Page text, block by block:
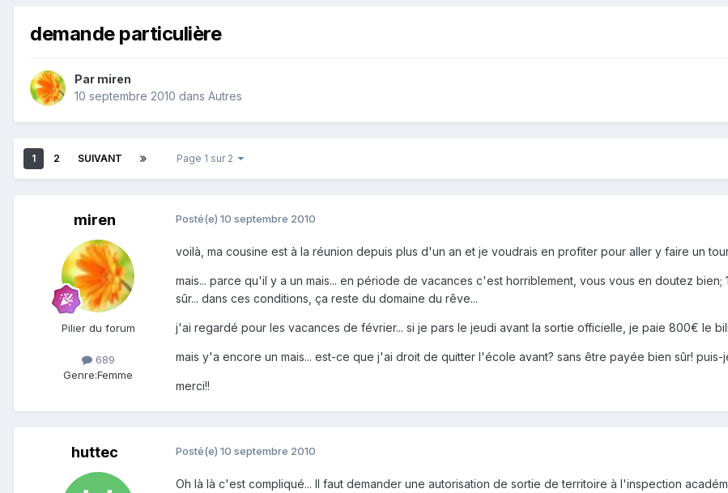
demande particulière
Par miren
10 septembre 2010 dans Autres
1 2 SUIVANT Page 1 sur 2
miren
Pilier du forum
689
Genre:Femme
Posté(e) 10 septembre 2010
voilà, ma cousine est à la réunion depuis plus d'un an et je voudrais en profiter pour aller y faire un
mais... parce qu'il y a un mais... en période de vacances c'est horriblement, vous vous en doutez
sûr... dans ces conditions, ça reste du domaine du rêve...
j'ai regardé pour les vacances de février... si je pars le jeudi avant la sortie officielle, je paie 800€ le
mais y'a encore un mais... est-ce que j'ai droit de quitter l'école avant? sans être payée bien sûr!
merci!!
huttec Posté(e) 10 septembre 2010
Oh là là c'est compliqué... Il faut demander une autorisation de sortie de territoire à l'inspection